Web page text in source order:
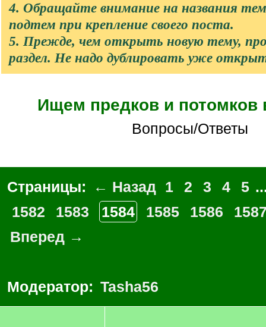
4. Обращайте внимание на названия
подтем при крепление своего поста.
5. Прежде, чем открыть новую тему,
раздел. Не надо дублировать уже
Ищем предков и потомков
Вопросы/Ответы
Страницы: ← Назад 1 2 3 4 5
1582
1583 1584 1585 1586
Вперед →
Модератор: Tasha56